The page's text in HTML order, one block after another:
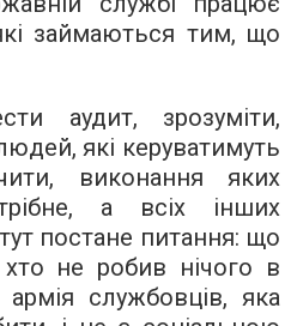
займаються тим, що
аудит, зрозуміти,
які керуватимуть
виконання яких
а всіх інших
постане питання: що
хто не робив нічого в
службовців, яка